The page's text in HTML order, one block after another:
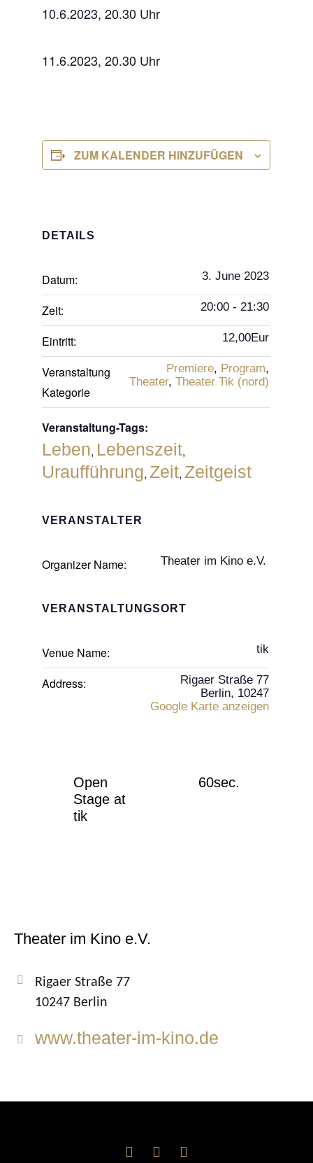
10.6.2023, 20.30 Uhr
11.6.2023, 20.30 Uhr
ZUM KALENDER HINZUFÜGEN
DETAILS
Datum: 3. June 2023
Zeit: 20:00 - 21:30
Eintritt: 12,00Eur
Veranstaltung
Kategorie
Premiere, Program,
Theater,Theater Tik (nord)
Veranstaltung-Tags:
Leben, Lebenszeit,
Uraufführung,Zeit,Zeitgeist
VERANSTALTUNGSORT
Venue Name: tik
Address:
Rigaer Straße 77
Berlin, 10247
Google Karte anzeigen
VERANSTALTER
Organizer Name: Theater im Kino e.V.
Open
Stage at
tik
60sec.
Theater im Kino e.V.
Rigaer Straße 77
10247 Berlin
www.theater-im-kino.de